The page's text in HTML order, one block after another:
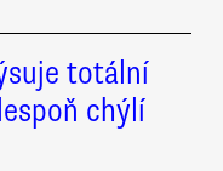
totální
chýlí